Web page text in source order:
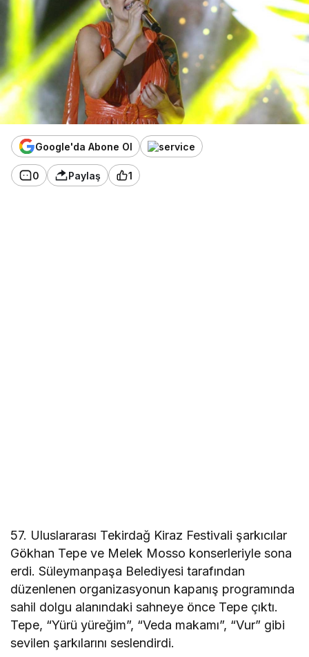
Google'da Abone Ol
0 Paylaş 1
57. Uluslararası Tekirdağ Kiraz Festivali şarkıcılar
Gökhan Tepe ve Melek Mosso konserleriyle sona
erdi. Süleymanpaşa Belediyesi tarafından
düzenlenen organizasyonun kapanış programında
sahil dolgu alanındaki sahneye önce Tepe çıktı.
Tepe, “Yürü yüreğim”, “Veda makamı”, “Vur” gibi
sevilen şarkılarını seslendirdi.